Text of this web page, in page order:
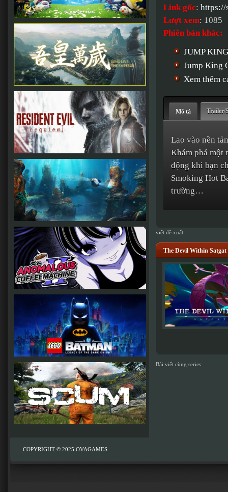
Link gốc: https://
Lượt xem: 1085
Phiên bản khác:
JUMP
Jump King
Xem thêm
Mô tả Trailer/
Lao vào nền
Khám phá một
động khi bạn
Smoking Hot
trường…
viết đề xuất:
The Devil Within Satgat
Bài viết cùng series:
COPYRIGHT © 2025 OVAGAMES